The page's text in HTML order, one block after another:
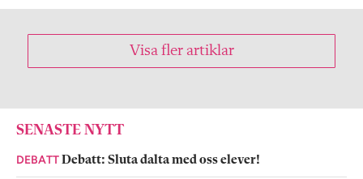
Visa fler artiklar
SENASTE NYTT
DEBATTDebatt: Sluta dalta med oss elever!